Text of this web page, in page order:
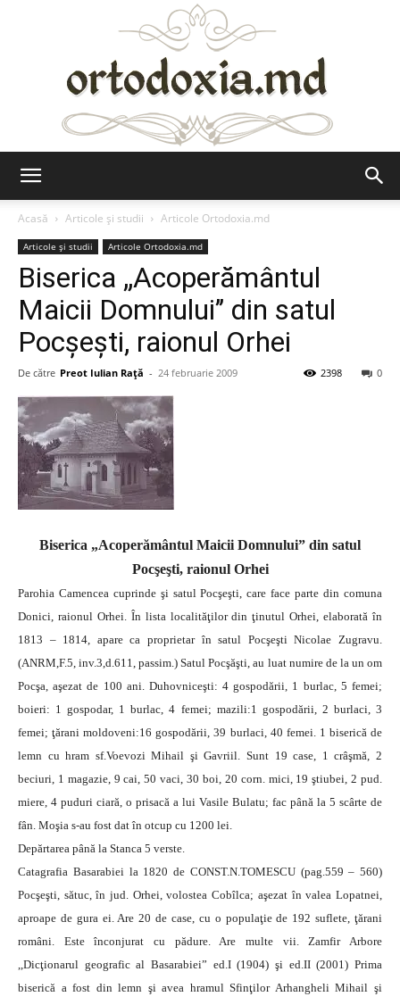
Acasă
Articole şi studii Articole Ortodoxia.md
Articole şi studii Articole Ortodoxia.md
Biserica „Acoperământul
Maicii Domnului’’ din satul
Pocşeşti, raionul Orhei
De către Preot Iulian Raţă - 24 februarie 2009 0
2398
Biserica „Acoperământul Maicii Domnului” din satul
Pocşeşti, raionul Orhei
Parohia Camencea cuprinde şi satul Pocşeşti, care face parte din comuna
Donici, raionul Orhei. În lista localităţilor din ţinutul Orhei, elaborată în
1813 – 1814, apare ca proprietar în satul Pocşeşti Nicolae Zugravu.
(ANRM,F.5, inv.3,d.611, passim.) Satul Pocşăşti, au luat numire de la un om
Pocşa, aşezat de 100 ani. Duhovniceşti: 4 gospodării, 1 burlac, 5 femei;
boieri: 1 gospodar, 1 burlac, 4 femei; mazili:1 gospodării, 2 burlaci, 3
femei; ţărani moldoveni:16 gospodării, 39 burlaci, 40 femei. 1 biserică de
lemn cu hram sf.Voevozi Mihail şi Gavriil. Sunt 19 case, 1 crâşmă, 2
beciuri, 1 magazie, 9 cai, 50 vaci, 30 boi, 20 corn. mici, 19 ştiubei, 2 pud.
miere, 4 puduri ciară, o prisacă a lui Vasile Bulatu; fac până la 5 scârte de
fân. Moşia s-au fost dat în otcup cu 1200 lei.
Depărtarea până la Stanca 5 verste.
Catagrafia Basarabiei la 1820 de CONST.N.TOMESCU (pag.559 – 560)
Pocşeşti, sătuc, în jud. Orhei, volostea Cobîlca; aşezat în valea Lopatnei,
aproape de gura ei. Are 20 de case, cu o populaţie de 192 suflete, ţărani
români. Este înconjurat cu pădure. Are multe vii. Zamfir Arbore
,,Dicţionarul geografic al Basarabiei” ed.I (1904) şi ed.II (2001) Prima
biserică a fost din lemn şi avea hramul Sfinţilor Arhangheli Mihail şi